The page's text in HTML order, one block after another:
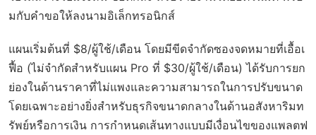
มกับคำขอให้ลงนามอิเล็กทรอนิกส์
แผนเริ่มต้นที่ $8/ผู้ใช้/เดือน โดยมีขีดจำกัดซองจดหมายที่เอื้อเ
ฟื้อ (ไม่จำกัดสำหรับแผน Pro ที่ $30/ผู้ใช้/เดือน) ได้รับการยก
ย่องในด้านราคาที่ไม่แพงและความสามารถในการปรับขนาด
โดยเฉพาะอย่างยิ่งสำหรับธุรกิจขนาดกลางในด้านอสังหาริมท
รัพย์หรือการเงิน การกำหนดเส้นทางแบบมีเงื่อนไขของแพลตฟ